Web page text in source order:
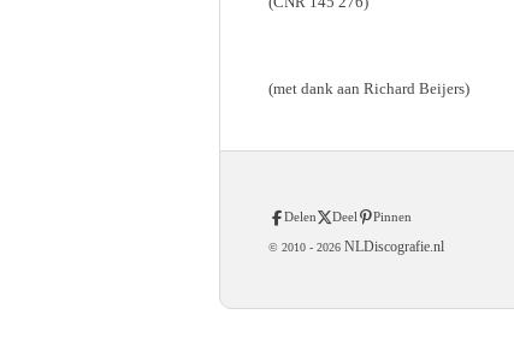
(met dank aan Richard Beijers)
Delen Deel Pinnen
© 2010 - 2026 NLDiscografie.nl